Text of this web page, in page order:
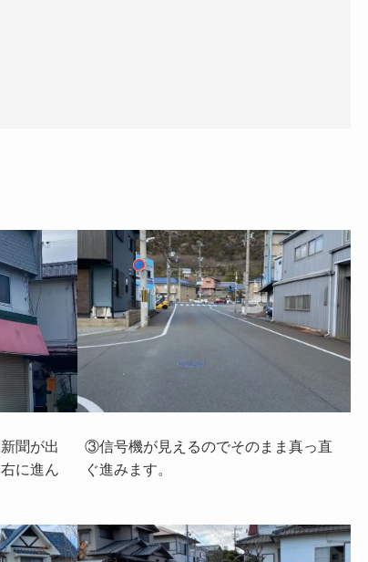
聞が出
に進ん
③信号機が見えるのでそのまま真っ直
ぐ進みます。